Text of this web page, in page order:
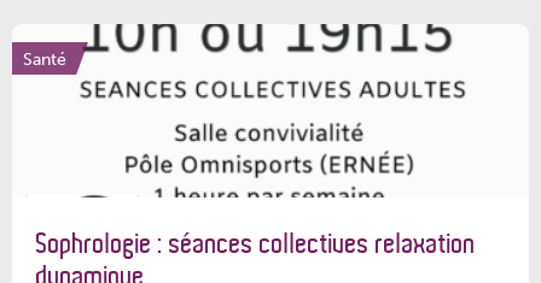
Santé
Sophrologie : séances collectives relaxation
dynamique